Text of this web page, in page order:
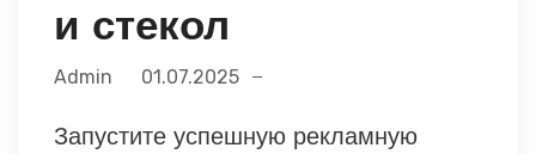
и стекол
Admin 01.07.2025
Запустите успешную рекламную